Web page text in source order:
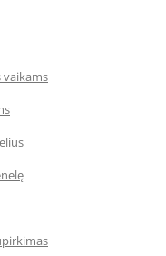
vaikams